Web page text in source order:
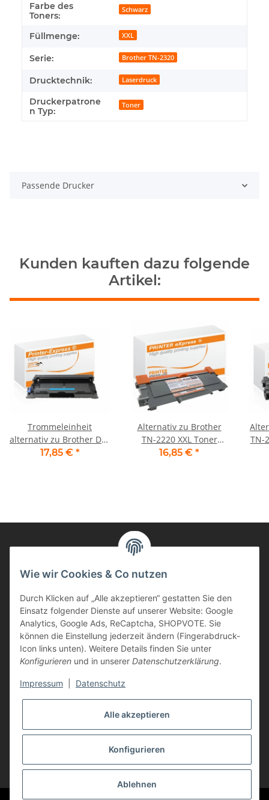
Farbe des
Toners:
Schwarz
Füllmenge: XXL
Serie: Brother TN-2320
Drucktechnik: Laserdruck
Druckerpatrone
n Typ:
Toner
Passende Drucker
Kunden kauften dazu folgende
Artikel:
Trommeleinheit
alternativ zu Brother DR-
2300 für Brother
17,85 € *
Alternativ zu Brother
TN-2220 XXL Toner
schwarz
16,85 € *
TN-
Informationen
Kunden Service
Haben Sie Fragen zu unseren Produkten?
Dann rufen Sie uns gerne an:
Tel: 0621/9767200
Mo.-Fr. 08:45-17:00 Uhr
oder schreiben Sie uns:
info@printer-express.de
Vertrag widerrufen
* Alle Preise inkl. gesetzlicher USt., zzgl.Versand
Wie wir Cookies & Co nutzen
Durch Klicken auf „Alle akzeptieren“ gestatten Sie den
Einsatz folgender Dienste auf unserer Website: Google
Analytics, Google Ads, ReCaptcha, SHOPVOTE. Sie
können die Einstellung jederzeit ändern (Fingerabdruck-
Icon links unten). Weitere Details finden Sie unter
Konfigurieren und in unserer Datenschutzerklärung.
Impressum Datenschutz
Alle akzeptieren
Konfigurieren
Ablehnen